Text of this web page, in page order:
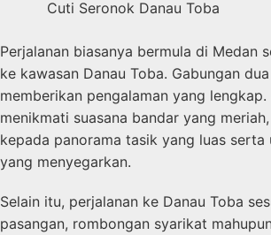
Cuti Seronok Danau Toba
Perjalanan biasanya bermula di Medan
ke kawasan Danau Toba. Gabungan
memberikan pengalaman yang
menikmati suasana bandar yang
kepada panorama tasik yang luas serta
yang menyegarkan.
Selain itu, perjalanan ke Danau Toba
pasangan, rombongan syarikat